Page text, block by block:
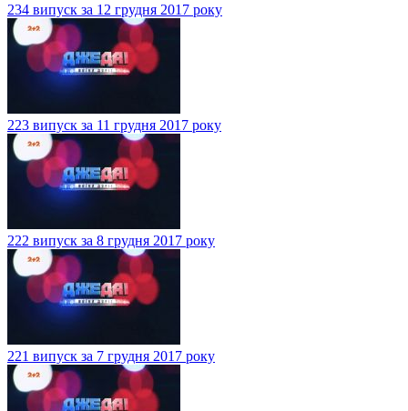
234 випуск за 12 грудня 2017 року
223 випуск за 11 грудня 2017 року
222 випуск за 8 грудня 2017 року
221 випуск за 7 грудня 2017 року